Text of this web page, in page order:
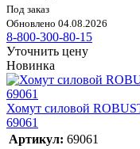
Под заказ
Обновлено 04.08.2026
8-800-300-80-15
Уточнить цену
Новинка
Хомут силовой
69061
Артикул: 69061